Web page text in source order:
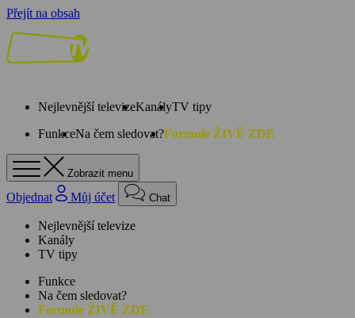
Přejít na obsah
Nejlevnější televizeKanályTV tipy
FunkceNa čem sledovat?Formule ŽIVĚ ZDE
Zobrazit menu
Objednat Můj účet Chat
Nejlevnější televize
Kanály
TV tipy
Funkce
Na čem sledovat?
Formule ŽIVĚ ZDE